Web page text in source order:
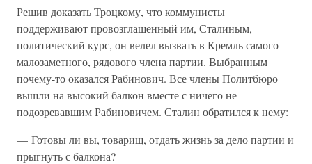
Решив доказать Троцкому, что коммунисты
поддерживают провозглашенный им, Сталиным,
политический курс, он велел вызвать в Кремль самого
малозаметного, рядового члена партии. Выбранным
почему-то оказался Рабинович. Все члены Политбюро
вышли на высокий балкон вместе с ничего не
подозревавшим Рабиновичем. Сталин обратился к нему:
— Готовы ли вы, товарищ, отдать жизнь за дело партии и
прыгнуть с балкона?